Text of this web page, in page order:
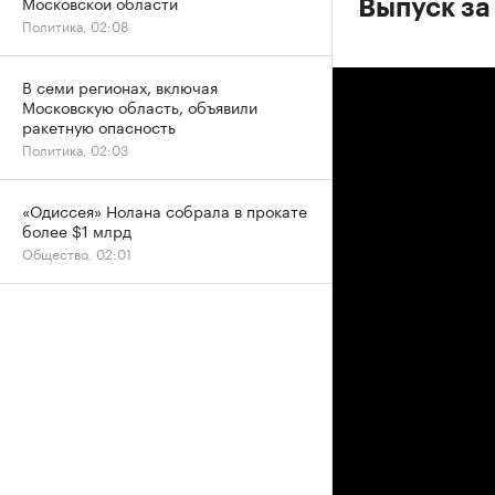
Выпуск
Политика, 02:08
В семи регионах, включая
Московскую область, объявили
ракетную опасность
Политика, 02:03
«Одиссея» Нолана собрала в прокате
более $1 млрд
Общество, 02:01